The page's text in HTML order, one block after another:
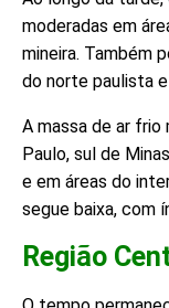
moderadas em
mineira. Também
do norte paulista
A massa de ar frio
Paulo, sul de
e em áreas do
segue baixa, com
Região